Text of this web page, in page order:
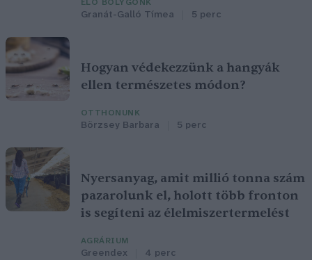
ÉLŐ BOLYGÓNK
Granát-Galló Tímea 5 perc
Hogyan védekezzünk a hangyák
ellen természetes módon?
OTTHONUNK
Börzsey Barbara 5 perc
Nyersanyag, amit millió tonna szám
pazarolunk el, holott több fronton
is segíteni az élelmiszertermelést
AGRÁRIUM
Greendex 4 perc